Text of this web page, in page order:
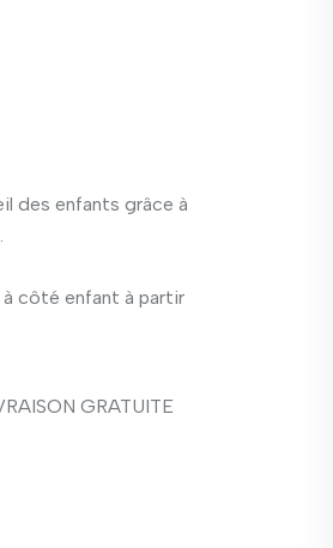
des enfants grâce à
côté enfant à partir
GRATUITE